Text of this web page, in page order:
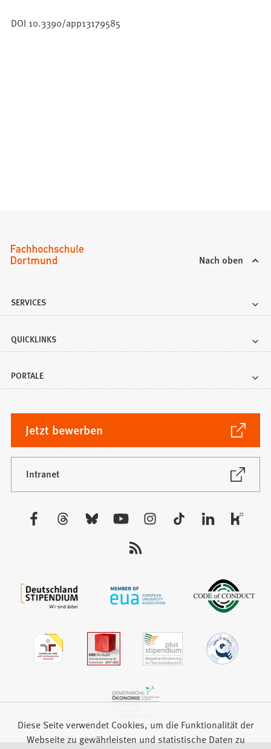
DOI 10.3390/app13179585
Nach oben
SERVICES
QUICKLINKS
PORTALE
Jetzt bewerben
(Öffnet
in
einem
neuen
Tab)
Intranet
(Öffnet
neuen
Besuchen
Diese Seite verwendet Cookies, um die Funktionalität der
Webseite zu gewährleisten und statistische Daten zu